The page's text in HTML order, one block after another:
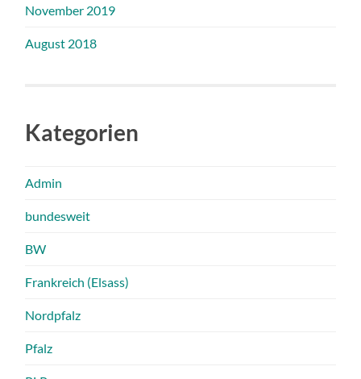
November 2019
August 2018
Kategorien
Admin
bundesweit
BW
Frankreich (Elsass)
Nordpfalz
Pfalz